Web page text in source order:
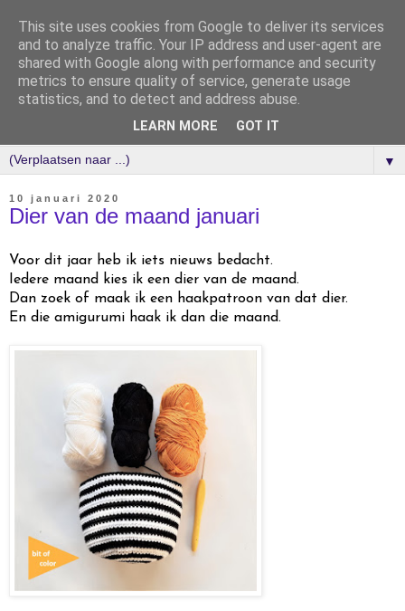
▼
10 januari 2020
Dier van de maand januari
Voor dit jaar heb ik iets nieuws bedacht.
Iedere maand kies ik een dier van de maand.
Dan zoek of maak ik een haakpatroon van dat dier.
En die amigurumi haak ik dan die maand.
This site uses cookies from Google to deliver its services
and to analyze traffic. Your IP address and user-agent are
shared with Google along with performance and security
metrics to ensure quality of service, generate usage
statistics, and to detect and address abuse.
LEARN MORE GOT IT